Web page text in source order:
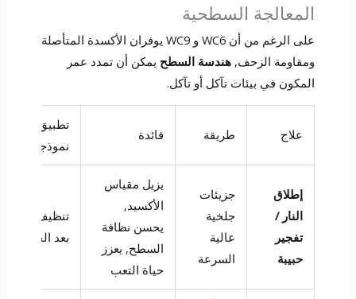
المعالجة السطحية
على الرغم من أن WC6 و WC9 يوفران الأكسدة المتأصلة
ومقاومة الزحف, هندسة السطح يمكن أن تمدد عمر
المكون في بيئات تآكل أو تآكل.
علاج طريقة فائدة
تطبيق
نموذجي
إطلاق
النار /
تفجير
حبيبة
جزيئات
جلخية
عالية
السرعة
يزيل مقياس
الأكسيد,
يحسن نظافة
السطح, يعزز
حياة التعب
تنظيف العلاج
بعد الحرارة